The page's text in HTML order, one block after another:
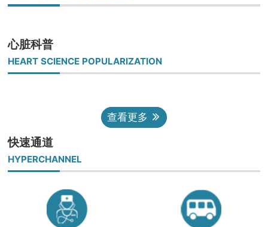
心脏科普
HEART SCIENCE POPULARIZATION
查看更多
快速通道
HYPERCHANNEL